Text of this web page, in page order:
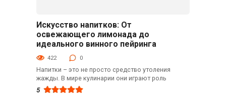
Кулинарные советы
Искусство напитков: От
освежающего лимонада до
идеального винного пейринга
422 0
Напитки – это не просто средство утоления
жажды. В мире кулинарии они играют роль
5